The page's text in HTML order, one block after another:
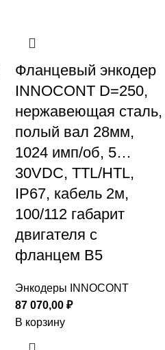
Фланцевый энкодер
INNOCONT D=250,
нержавеющая сталь,
полый вал 28мм,
1024 имп/об, 5…
30VDC, TTL/HTL,
IP67, кабель 2м,
100/112 габарит
двигателя с
фланцем B5
Энкодеры INNOCONT
87 070,00 ₽
В корзину